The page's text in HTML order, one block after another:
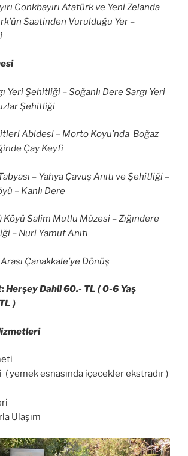
Conkbayırı Atatürk ve Yeni Zelanda
Saatinden Vurulduğu Yer –
Yeri Şehitliği – Soğanlı Dere Sargı Yeri
Şehitliği
Abidesi – Morto Koyu’nda Boğaz
Çay Keyfi
– Yahya Çavuş Anıtı ve Şehitliği –
– Kanlı Dere
Salim Mutlu Müzesi – Zığındere
– Nuri Yamut Anıtı
Çanakkale’ye Dönüş
Herşey Dahil 60.- TL ( 0-6 Yaş
)
( yemek esnasında içecekler ekstradır )
Ulaşım